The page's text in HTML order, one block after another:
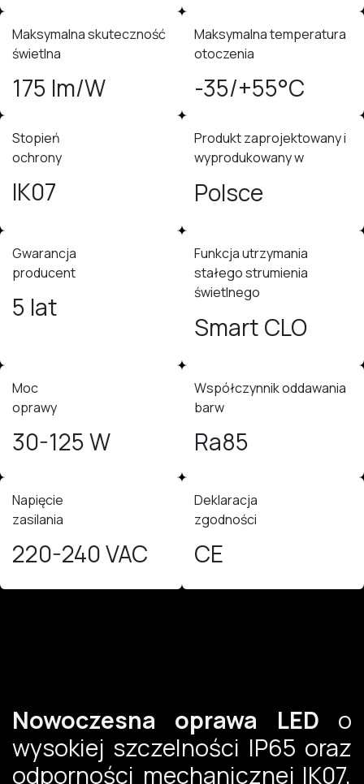
Maksymalna skuteczność
świetlna
175 lm/W
Maksymalna temperatura
otoczenia
-35/+55°C
Stopień
ochrony
IK07
Produkt zaprojektowany i
wyprodukowany w
Polsce
Gwarancja
producent
5 lat
Funkcja utrzymania
stałego strumienia
świetlnego
Smart CLO
Moc
oprawy
30-125 W
Współczynnik oddawania
barw
Ra85
Napięcie
zasilania
220-240 VAC
Deklaracja
zgodności
CE
Nowoczesna oprawa LED o
wysokiej szczelności IP65 oraz
odporności mechanicznej IK07,